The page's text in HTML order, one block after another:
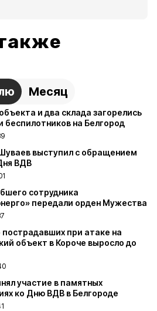
Месяц
и два склада загорелись
беспилотников на Белгород
выступил с обращением
ВДВ
сотрудника
передали орден Мужества
пострадавших при атаке на
объект в Короче выросло до
участие в памятных
ко Дню ВДВ в Белгороде